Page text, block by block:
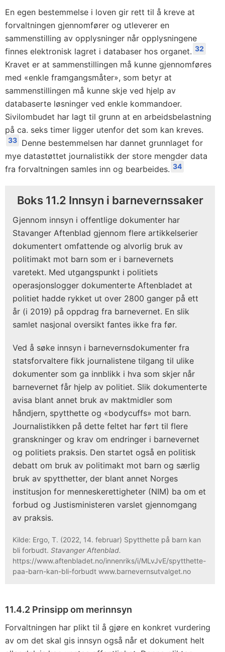
En egen bestemmelse i loven gir rett til å kreve at
forvaltningen gjennomfører og utleverer en
sammenstilling av opplysninger når opplysningene
finnes elektronisk lagret i databaser hos organet. 32
Kravet er at sammenstillingen må kunne gjennomføres
med «enkle framgangsmåter», som betyr at
sammenstillingen må kunne skje ved hjelp av
databaserte løsninger ved enkle kommandoer.
Sivilombudet har lagt til grunn at en arbeidsbelastning
på ca. seks timer ligger utenfor det som kan kreves.
33 Denne bestemmelsen har dannet grunnlaget for
mye datastøttet journalistikk der store mengder data
fra forvaltningen samles inn og bearbeides. 34
Boks 11.2 Innsyn i barnevernssaker
Gjennom innsyn i offentlige dokumenter har
Stavanger Aftenblad gjennom flere artikkelserier
dokumentert omfattende og alvorlig bruk av
politimakt mot barn som er i barnevernets
varetekt. Med utgangspunkt i politiets
operasjonslogger dokumenterte Aftenbladet at
politiet hadde rykket ut over 2800 ganger på ett
år (i 2019) på oppdrag fra barnevernet. En slik
samlet nasjonal oversikt fantes ikke fra før.
Ved å søke innsyn i barnevernsdokumenter fra
statsforvaltere fikk journalistene tilgang til ulike
dokumenter som ga innblikk i hva som skjer når
barnevernet får hjelp av politiet. Slik dokumenterte
avisa blant annet bruk av maktmidler som
håndjern, spytthette og «bodycuffs» mot barn.
Journalistikken på dette feltet har ført til flere
granskninger og krav om endringer i barnevernet
og politiets praksis. Den startet også en politisk
debatt om bruk av politimakt mot barn og særlig
bruk av spytthetter, der blant annet Norges
institusjon for menneskerettigheter (NIM) ba om et
forbud og Justisministeren varslet gjennomgang
av praksis.
Kilde: Ergo, T. (2022, 14. februar) Spytthette på barn kan
bli forbudt. Stavanger Aftenblad.
https://www.aftenbladet.no/innenriks/i/MLvJvE/spytthette-
paa-barn-kan-bli-forbudt www.barnevernsutvalget.no
11.4.2 Prinsipp om merinnsyn
Forvaltningen har plikt til å gjøre en konkret vurdering
av om det skal gis innsyn også når et dokument helt